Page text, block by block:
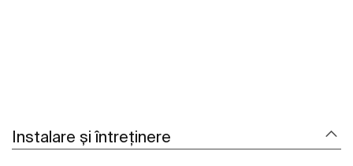
Instalare și întreținere